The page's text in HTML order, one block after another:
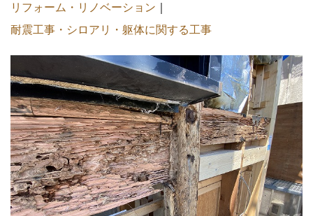
リフォーム・リノベーション
耐震工事・シロアリ・躯体に関する工事